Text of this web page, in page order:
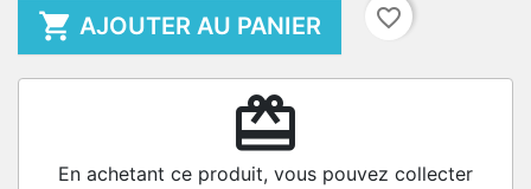
 AJOUTER AU PANIER favorite_border
redeem
En achetant ce produit, vous pouvez collecter